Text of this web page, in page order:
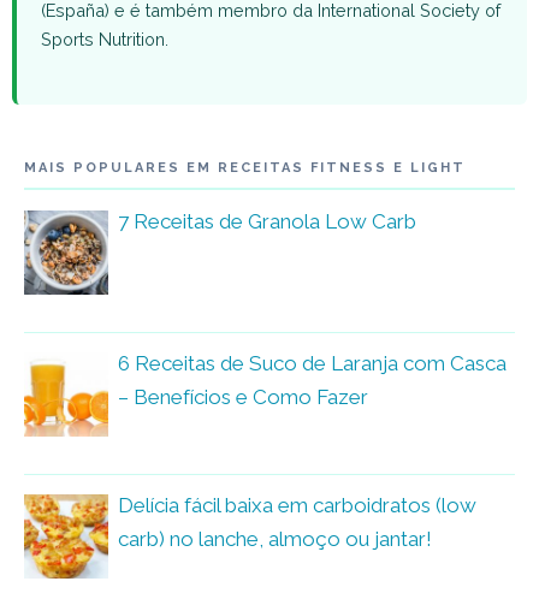
(España) e é também membro da International Society of
Sports Nutrition.
MAIS POPULARES EM RECEITAS FITNESS E LIGHT
7 Receitas de Granola Low Carb
6 Receitas de Suco de Laranja com Casca
– Benefícios e Como Fazer
Delícia fácil baixa em carboidratos (low
carb) no lanche, almoço ou jantar!